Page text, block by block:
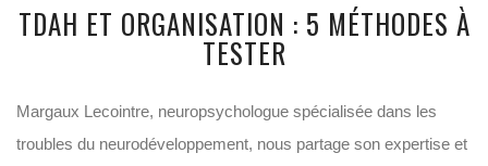
TDAH ET ORGANISATION : 5 MÉTHODES À
TESTER
Margaux Lecointre, neuropsychologue spécialisée dans les
troubles du neurodéveloppement, nous partage son expertise et